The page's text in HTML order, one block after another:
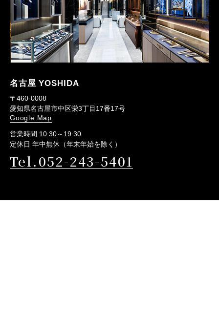
名古屋 YOSHIDA
〒460-0008
愛知県名古屋市中区栄3丁目17番17号
Google Map
営業時間 10:30～19:30
定休日 年中無休（年末年始を除く）
Tel.052-243-5401